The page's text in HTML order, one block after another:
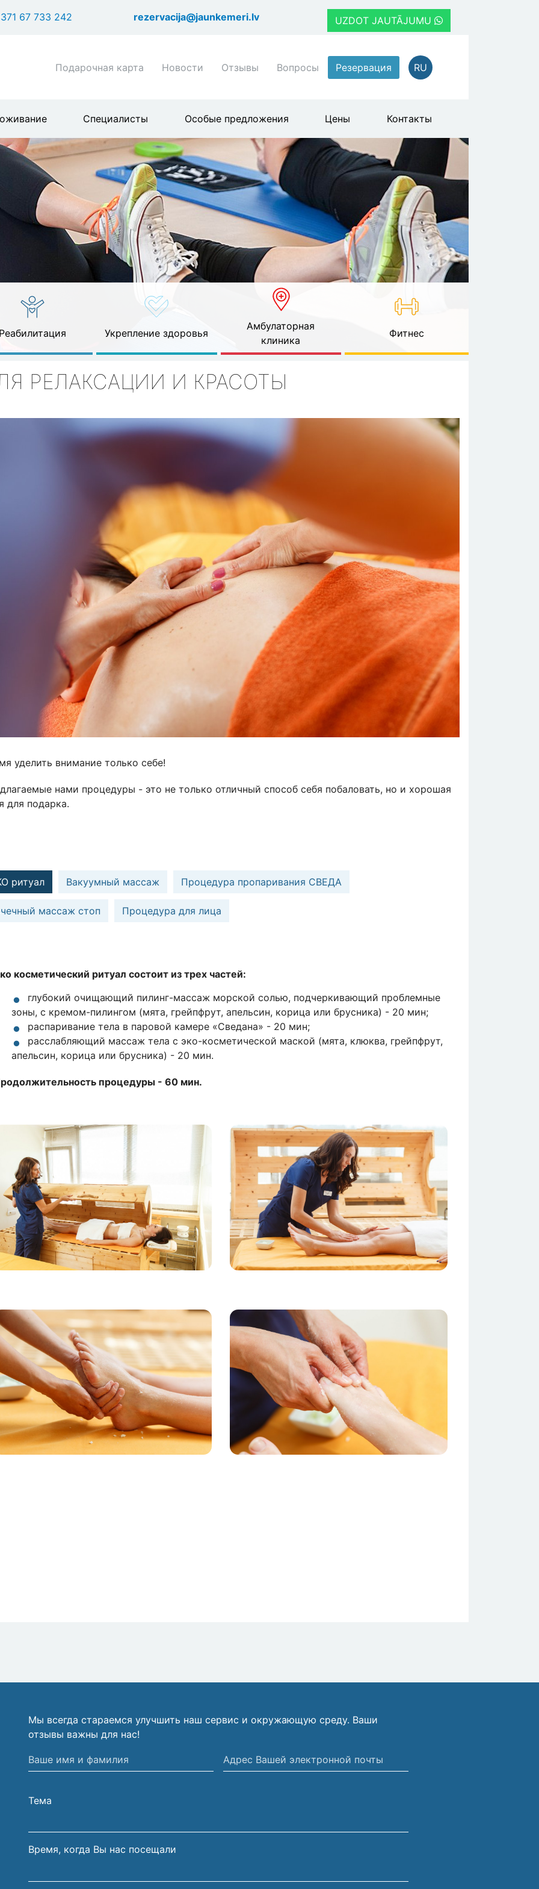
к
67 733 242 rezervacija@jaunkemeri.lv UZDOT JAUTĀJUMU
Shortcuts
menu
Подарочная карта Новости Отзывы Вопросы Резервация RU
Специалисты Особые предложения Цены Контакты
Реабилитация Укрепление здоровья
Амбулаторная
клиника
Фитнес
РЕЛАКСАЦИИ И КРАСОТЫ
уделить внимание только себе!
нами процедуры - это не только отличный способ себя побаловать, но и хорошая
для подарка.
ритуал Вакуумный массаж Процедура пропаривания СВЕДА
массаж стоп Процедура для лица
косметический ритуал состоит из трех частей:
глубокий очищающий пилинг-массаж морской солью, подчеркивающий проблемные
зоны, с кремом-пилингом (мята, грейпфрут, апельсин, корица или брусника) - 20 мин;
распаривание тела в паровой камере «Сведана» - 20 мин;
расслабляющий массаж тела с эко-косметической маской (мята, клюква, грейпфрут,
апельсин, корица или брусника) - 20 мин.
процедуры - 60 мин.
Изображение
Изображение
Мы всегда стараемся улучшить наш сервис и окружающую среду. Ваши
отзывы важны для нас!
Ваше
имя
фамилия
Адрес
Вашей
Тема
Время, когда Вы нас посещали